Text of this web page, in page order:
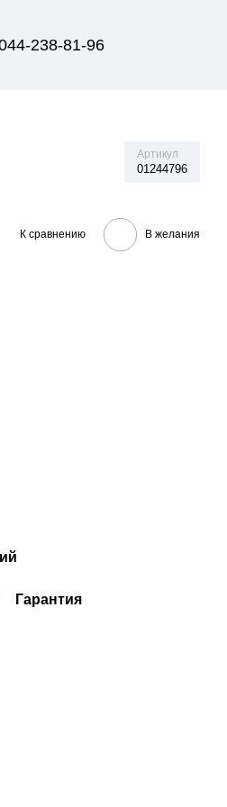
238-81-96
Артикул
01244796
К сравнению В желания
Гарантия